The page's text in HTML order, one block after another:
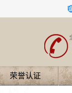
荣誉认证